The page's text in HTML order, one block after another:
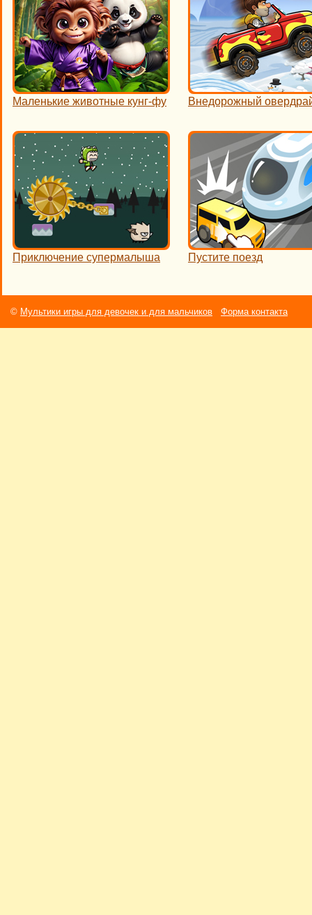
Маленькие животные кунг-фу Внедорожный
Приключение супермалыша Пустите поезд
© Мультики игры для девочек и для мальчиков Форма контакта